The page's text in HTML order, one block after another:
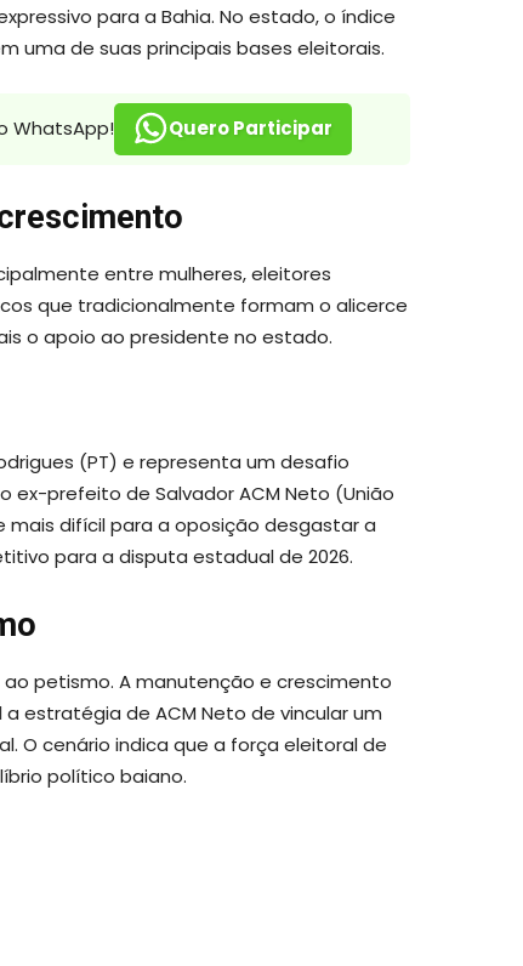
para a Bahia. No estado, o índice
uma de suas principais bases eleitorais.
WhatsApp! Quero Participar
entre mulheres, eleitores
que tradicionalmente formam o alicerce
o apoio ao presidente no estado.
(PT) e representa um desafio
prefeito de Salvador ACM Neto (União
mais difícil para a oposição desgastar a
para a disputa estadual de 2026.
petismo. A manutenção e crescimento
estratégia de ACM Neto de vincular um
O cenário indica que a força eleitoral de
político baiano.